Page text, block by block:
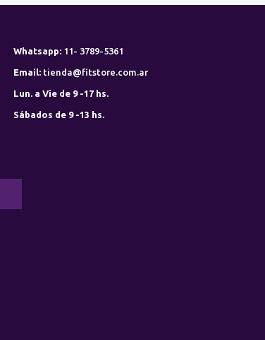
Whatsapp: 11- 3789-5361
Email: tienda@fitstore.com.ar
Lun. a Vie de 9 -17 hs.
Sábados de 9 -13 hs.